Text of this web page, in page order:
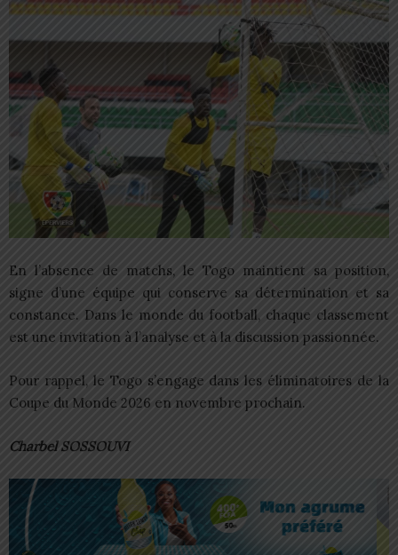
En l’absence de matchs, le Togo maintient sa position,
signe d’une équipe qui conserve sa détermination et sa
constance. Dans le monde du football, chaque classement
est une invitation à l’analyse et à la discussion passionnée.
Pour rappel, le Togo s’engage dans les éliminatoires de la
Coupe du Monde 2026 en novembre prochain.
Charbel SOSSOUVI